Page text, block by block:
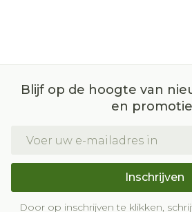
Blijf op de hoogte van
en
Inschrijven
Door op inschrijven te klikken,